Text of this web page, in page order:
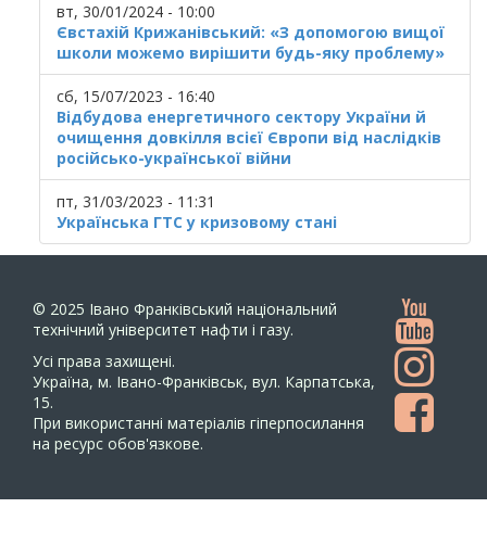
вт, 30/01/2024 - 10:00
Євстахій Крижанівський: «З допомогою вищої
школи можемо вирішити будь-яку проблему»
сб, 15/07/2023 - 16:40
Відбудова енергетичного сектору України й
очищення довкілля всієї Європи від наслідків
російсько-української війни
пт, 31/03/2023 - 11:31
Українська ГТС у кризовому стані
© 2025 Івано Франківський національний
технічний університет нафти і газу.
Усi права захищенi.
Україна, м. Івано-Франківськ, вул. Карпатська,
15.
При використанні матеріалів гіперпосилання
на ресурс обов'язкове.